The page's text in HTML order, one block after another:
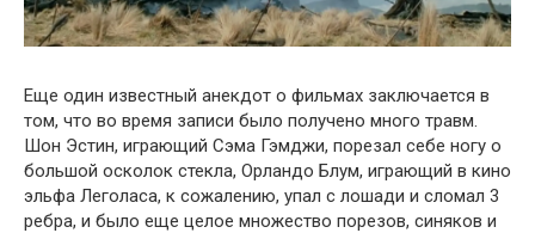
Еще один известный анекдот о фильмах заключается в
том, что во время записи было получено много травм.
Шон Эстин, играющий Сэма Гэмджи, порезал себе ногу о
большой осколок стекла, Орландо Блум, играющий в кино
эльфа Леголаса, к сожалению, упал с лошади и сломал 3
ребра, и было еще целое множество порезов, синяков и